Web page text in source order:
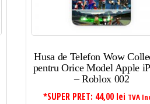
Husa de Telefon Wow
pentru Orice Model Apple
– Roblox 002
*SUPER PRET: 44,00 lei TVA